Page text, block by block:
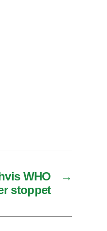
→
WHO
stoppet